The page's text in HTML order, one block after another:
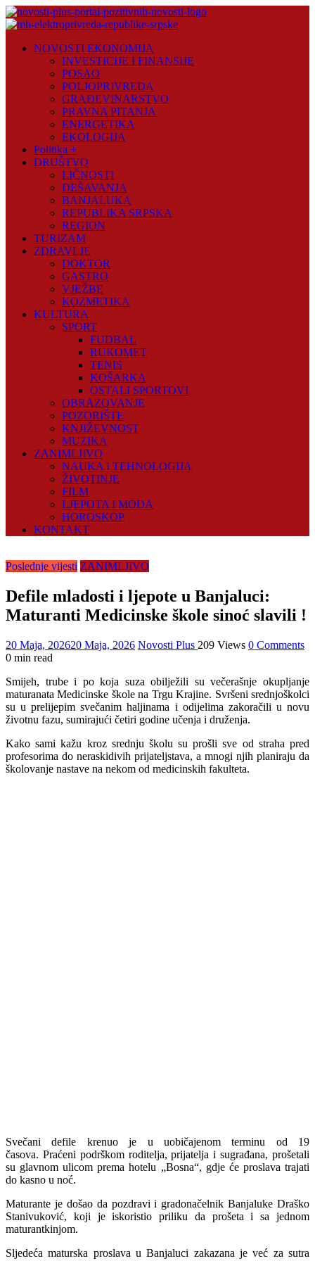
Skip
to
Plus
NOVOSTI EKONOMIJA
INVESTICIJE I FINANSIJE
POSAO
POLJOPRIVREDA
GRAĐEVINARSTVO
PRAVNA PITANJA
ENERGETIKA
EKOLOGIJA
Politika +
DRUŠTVO
LIČNOSTI
DEŠAVANJA
BANJALUKA
REPUBLIKA SRPSKA
REGION
TURIZAM
ZDRAVLJE
DOKTOR
GASTRO
VJEŽBE
KOZMETIKA
KULTURA
SPORT
FUDBAL
RUKOMET
TENIS
KOŠARKA
OSTALI SPORTOVI
OBRAZOVANJE
POZORIŠTE
KNJIŽEVNOST
MUZIKA
ZANIMLJIVO
NAUKA I TEHNOLOGIJA
ŽIVOTINJE
FILM
LJEPOTA I MODA
HOROSKOP
KONTAKT
Poslednje vijesti ZANIMLJIVO
Defile mladosti i ljepote u Banjaluci:
Maturanti Medicinske škole sinoć slavili !
20 Maja, 202620 Maja, 2026 Novosti Plus 209 Views 0 Comments
0 min read
Smijeh, trube i po koja suza obilježili su večerašnje okupljanje
maturanata Medicinske škole na Trgu Krajine. Svršeni srednjoškolci
su u prelijepim svečanim haljinama i odijelima zakoračili u novu
životnu fazu, sumirajući četiri godine učenja i druženja.
Kako sami kažu kroz srednju školu su prošli sve od straha pred
profesorima do neraskidivih prijateljstava, a mnogi njih planiraju da
školovanje nastave na nekom od medicinskih fakulteta.
Svečani defile krenuo je u uobičajenom terminu od 19
časova. Praćeni podrškom roditelja, prijatelja i sugrađana, prošetali
su glavnom ulicom prema hotelu „Bosna“, gdje će proslava trajati
do kasno u noć.
Maturante je došao da pozdravi i gradonačelnik Banjaluke Draško
Stanivuković, koji je iskoristio priliku da prošeta i sa jednom
maturantkinjom.
Sljedeća maturska proslava u Banjaluci zakazana je već za sutra